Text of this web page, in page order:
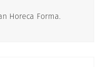
Horeca Forma.